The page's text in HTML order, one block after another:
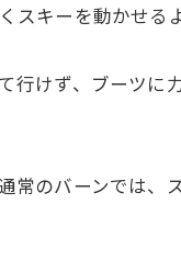
キーを動かせる
けず、ブーツ
のバーンでは